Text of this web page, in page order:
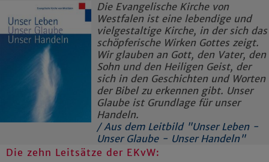
Die Evangelische Kirche von
Westfalen ist eine lebendige und
vielgestaltige Kirche, in der sich das
schöpferische Wirken Gottes zeigt.
Wir glauben an Gott, den Vater, den
Sohn und den Heiligen Geist, der
sich in den Geschichten und Worten
der Bibel zu erkennen gibt. Unser
Glaube ist Grundlage für unser
Handeln.
/ Aus dem Leitbild "Unser Leben -
Unser Glaube - Unser Handeln"
Die zehn Leitsätze der EKvW: